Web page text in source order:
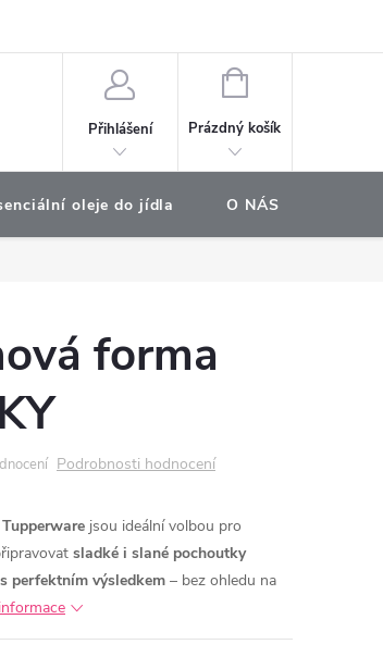
Přihlášení
NÁKUPNÍ
Prázdný košík
oleje do jídla O NÁS
forma
Podrobnosti hodnocení
Tupperware jsou ideální volbou pro
sladké i slané pochoutky
perfektním výsledkem – bez ohledu na